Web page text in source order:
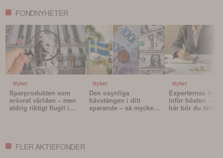
FONDNYHETER
Nyhet
Sparprodukten som
erövrat världen – men
aldrig riktigt flugit i
Nyhet
Den osynliga
hävstången i ditt
sparande – så mycket
Nyhet
Experternas
inför hösten –
här bör du tänka
FLER AKTIEFONDER